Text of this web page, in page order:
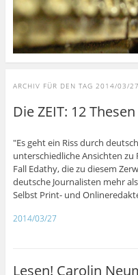
ARCHIV FÜR DEN TAG 2014/03/27
Die ZEIT: 12
"Es geht ein Riss durch
unterschiedliche Ansichten zu
Fall Edathy, die zu diesem
deutsche Journalisten mehr
Selbst Print- und
2014/03/27
Lesen! Carolin